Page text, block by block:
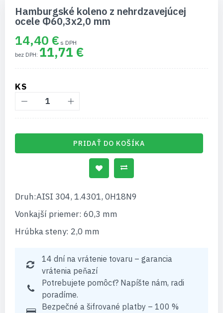
začiatok
galérie
Hamburgské koleno z nehrdzavejúcej
ocele Φ60,3x2,0 mm
14,40 €
11,71 €
KS
PRIDAŤ DO KOŠÍKA
Druh:AISI 304, 1.4301, 0H18N9
Vonkajší priemer: 60,3 mm
Hrúbka steny: 2,0 mm
14 dní na vrátenie tovaru – garancia
vrátenia peňazí
Potrebujete pomôcť? Napíšte nám, radi
poradíme.
Bezpečné a šifrované platby – 100 %